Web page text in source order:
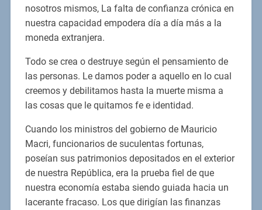
nosotros mismos, La falta de confianza crónica en
nuestra capacidad empodera día a día más a la
moneda extranjera.
Todo se crea o destruye según el pensamiento de
las personas. Le damos poder a aquello en lo cual
creemos y debilitamos hasta la muerte misma a
las cosas que le quitamos fe e identidad.
Cuando los ministros del gobierno de Mauricio
Macri, funcionarios de suculentas fortunas,
poseían sus patrimonios depositados en el exterior
de nuestra República, era la prueba fiel de que
nuestra economía estaba siendo guiada hacia un
lacerante fracaso. Los que dirigían las finanzas